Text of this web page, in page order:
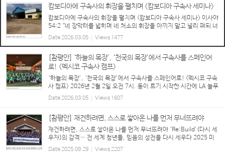
캄보디아에 구속사의 휘장을 펼치며 <캄보디아 구속사 세미나>
캄보디아에 구속사의 휘장을 펼치며 <캄보디아 구속사 세미나> 이사야
54:2 “네 장막터를 넓히며 네 처소의 휘장을 아끼지 말고 널리 펴되 너
의 줄을 길게 하며 너의 말뚝을 견고히 할지어다” “거기 가도 괜찮아
요?” “너무 위험한 거 아니에요?” “무사...
Date2026.03.05 Views 1477
[참평안] ‘하늘의 목장’, ‘천국의 목장’에서 구속사를 스페인어
로! <멕시코 구속사 캠프>
‘하늘의 목장’, ‘천국의 목장’에서 구속사를 스페인어로! <멕시코 구속
사 캠프> 2026년 2월 2일 오전 7시. 동이 트기 시작한 시간에 LA 늘푸
른동산 교회에서는 멕시코 구속사 캠프의 강사들과 봉사자들이 쏟아질
듯한 짐을 교회 밴에 싣고 출발...
Date2026.03.05 Views 1607
[참평안] 재건하려면, 스스로 쌓아온 나를 먼저 무너뜨려야
재건하려면, 스스로 쌓아온 나를 먼저 무너뜨려야 ‘Re:Build’(다시 세
우자)의 감격… 전 세계 청년들, 믿음의 성전을 다시 세우다 2025 미
국 호라 컨퍼런스, 애틀랜타에서 뜨거운 은혜로 마무리 2025년 7월 2
~5일, 미국 조지아주 애틀랜타에서는...
Date2025.09.29 Views2207